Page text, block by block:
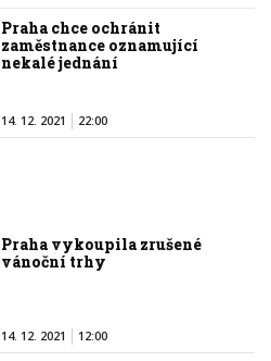
Praha chce ochránit
zaměstnance oznamující
nekalé jednání
14. 12. 2021 22:00
Praha vykoupila zrušené
vánoční trhy
14. 12. 2021 12:00